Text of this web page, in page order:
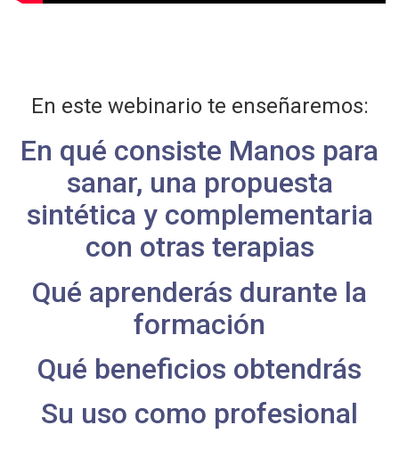
En este webinario te enseñaremos:
En qué consiste Manos para
sanar, una propuesta
sintética y complementaria
con otras terapias
Qué aprenderás durante la
formación
Qué beneficios obtendrás
Su uso como profesional